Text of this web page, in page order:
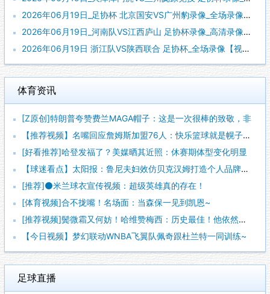
2026年06月19日_足协杯 北京国安VS广州豹录像_全场录像【视频集锦】
2026年06月19日_河南队VS江西庐山 足协杯录像_高清录像【全场回放】
2026年06月19日 浙江队VS陕西联合 足协杯_全场录像【视频集锦】
体育资讯
[Z原创]特朗普夸赞费兰MAGA帽子：这是一次很棒的致敬，非
【推荐视频】名嘴回应詹姆斯加盟76人：快乐篮球就是幌子，真正
[好看推荐]哈登发福了？美媒晒其近照：休赛期体型变化明显
【球迷看点】太阳报：鲁尼夫妇效仿贝克汉姆打造个人品牌，科琳身
[推荐]⚫米兰球衣宣传视频：超级英雄真的存在！
[体育视频]合不拢嘴！名场面：当森保一见到凯恩~
[推荐视频]鬓微霜又何妨！哈维赞梅西：历史最佳！他依然能在球
【今日视频】梦幻联动WNBA飞翼队佩奇跟杜兰特一同训练~
足球直播